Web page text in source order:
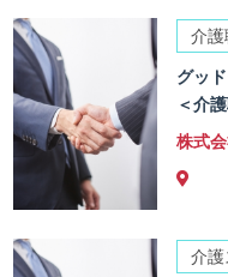
介
グッ
＜介
株式
介